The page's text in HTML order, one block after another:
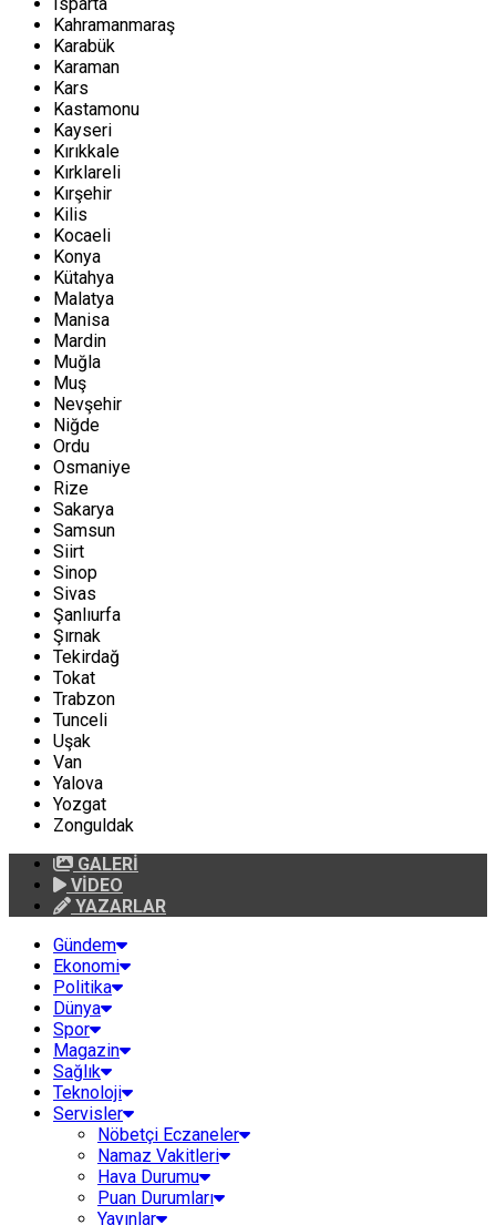
Kahramanmaraş
Karabük
Karaman
Kars
Kastamonu
Kayseri
Kırıkkale
Kırklareli
Kırşehir
Kilis
Kocaeli
Konya
Kütahya
Malatya
Manisa
Mardin
Muğla
Muş
Nevşehir
Niğde
Ordu
Osmaniye
Rize
Sakarya
Samsun
Siirt
Sinop
Sivas
Şanlıurfa
Şırnak
Tekirdağ
Tokat
Trabzon
Tunceli
Uşak
Van
Yalova
Yozgat
Zonguldak
GALERİ
VİDEO
YAZARLAR
Gündem
Ekonomi
Politika
Dünya
Spor
Magazin
Sağlık
Teknoloji
Servisler
Nöbetçi Eczaneler
Namaz Vakitleri
Hava Durumu
Puan Durumları
Yayınlar